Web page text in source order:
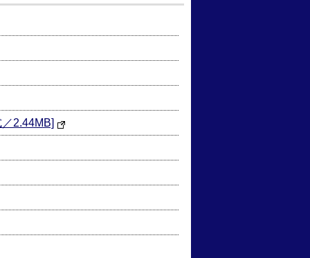
2.44MB]